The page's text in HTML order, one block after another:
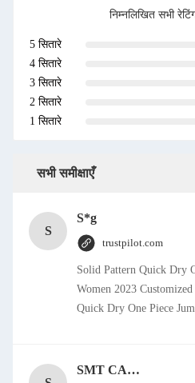
निम्नलिखित सभी
5 सितारे
4 सितारे
3 सितारे
2 सितारे
1 सितारे
सभी समीक्षाएँ
S
S*g
trustpilot.com
Solid Pattern Quick Dry
Women 2023
Quick Dry One Piece
SMT CAP Type Box Header Connector 1.27mm Pitch Gold Flash Contact Plating